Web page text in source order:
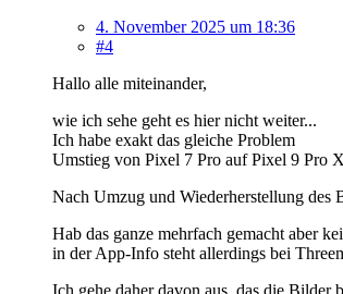
4. November 2025 um 18:36
#4
Hallo alle miteinander,
wie ich sehe geht es hier nicht weiter...
Ich habe exakt das gleiche Problem
Umstieg von Pixel 7 Pro auf Pixel 9 Pro
Nach Umzug und Wiederherstellung des
Hab das ganze mehrfach gemacht aber
in der App-Info steht allerdings bei
Ich gehe daher davon aus, das die